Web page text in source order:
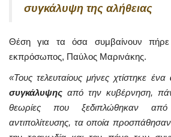
συγκάλυψη της αλήθειας
Θέση για τα όσα συμβαίνουν πήρε
εκπρόσωπος, Παύλος Μαρινάκης.
«Τους τελευταίους μήνες χτίστηκε ένα
συγκάλυψης από την κυβέρνηση,
θεωρίες που ξεδιπλώθηκαν
αντιπολίτευσης, τα οποία